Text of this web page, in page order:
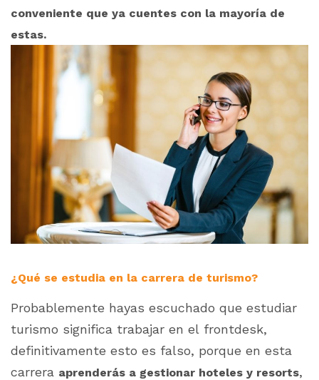
conveniente que ya cuentes con la mayoría de
estas.
¿Qué se estudia en la carrera de turismo?
Probablemente hayas escuchado que estudiar
turismo significa trabajar en el frontdesk,
definitivamente esto es falso, porque en esta
carrera aprenderás a gestionar hoteles y resorts,